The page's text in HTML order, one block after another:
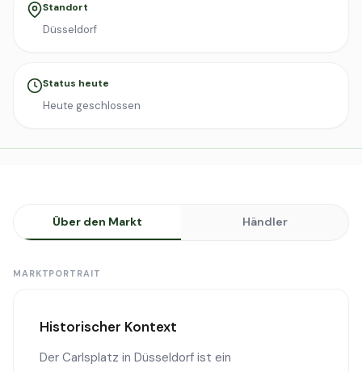
Standort
Düsseldorf
Status heute
Heute geschlossen
Über den Markt Händler
MARKTPORTRAIT
Historischer Kontext
Der Carlsplatz in Düsseldorf ist ein